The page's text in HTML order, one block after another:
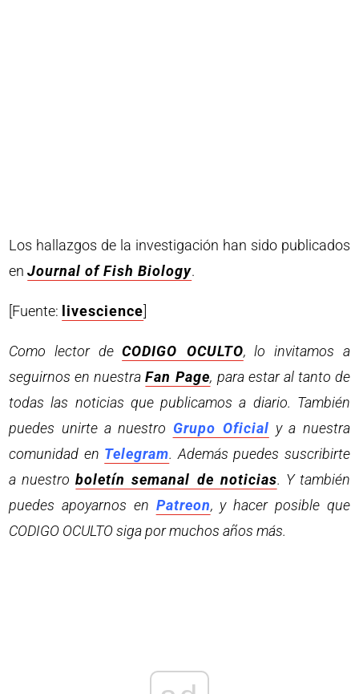
Los hallazgos de la investigación han sido publicados
enJournal of Fish Biology.
[Fuente: livescience]
Como lector deCODIGO OCULTO, lo invitamos a
seguirnos en nuestraFan Page, para estar al tanto de
todas las noticias que publicamos a diario. También
puedes unirte a nuestro Grupo Oficial y a nuestra
comunidad en Telegram. Además puedes suscribirte
a nuestroboletín semanal de noticias. Y también
puedes apoyarnos en Patreon, y hacer posible que
CODIGO OCULTO siga por muchos años más.